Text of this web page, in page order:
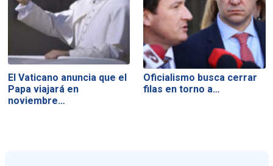
El Vaticano anuncia que el
Papa viajará en
noviembre…
Oficialismo busca cerrar
filas en torno a…